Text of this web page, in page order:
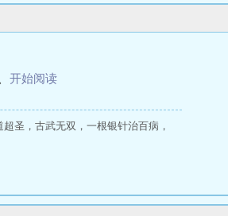
开始阅读
圣，古武无双，一根银针治百病，